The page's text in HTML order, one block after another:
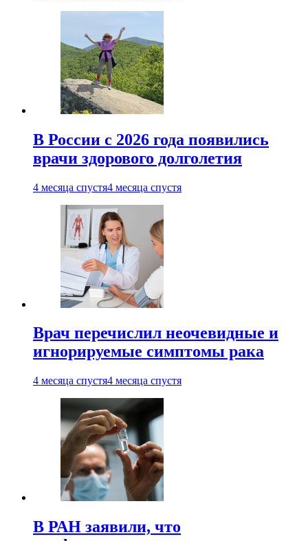
В России с 2026 года появились
врачи здорового долголетия
4 месяца спустя4 месяца спустя
Врач перечислил неочевидные и
игнорируемые симптомы рака
4 месяца спустя4 месяца спустя
В РАН заявили, что